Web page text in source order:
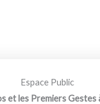
Espace Public
et les Premiers Gestes